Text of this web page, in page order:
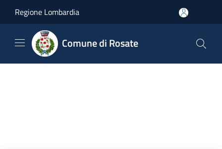
Regione Lombardia
Comune di Rosate